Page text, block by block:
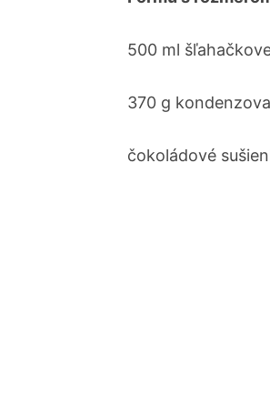
500 ml
370 g
čokoládové